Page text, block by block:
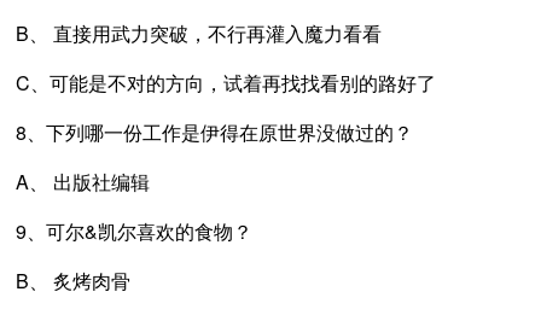
B、 直接用武力突破，不行再灌入魔力看看
C、可能是不对的方向，试着再找找看别的路好了
8、下列哪一份工作是伊得在原世界没做过的？
A、 出版社编辑
9、可尔&凯尔喜欢的食物？
B、 炙烤肉骨